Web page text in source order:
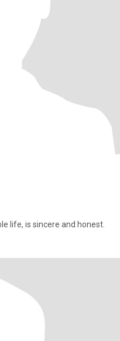
An ordinary woman who lives a simple life, is sincere and honest.